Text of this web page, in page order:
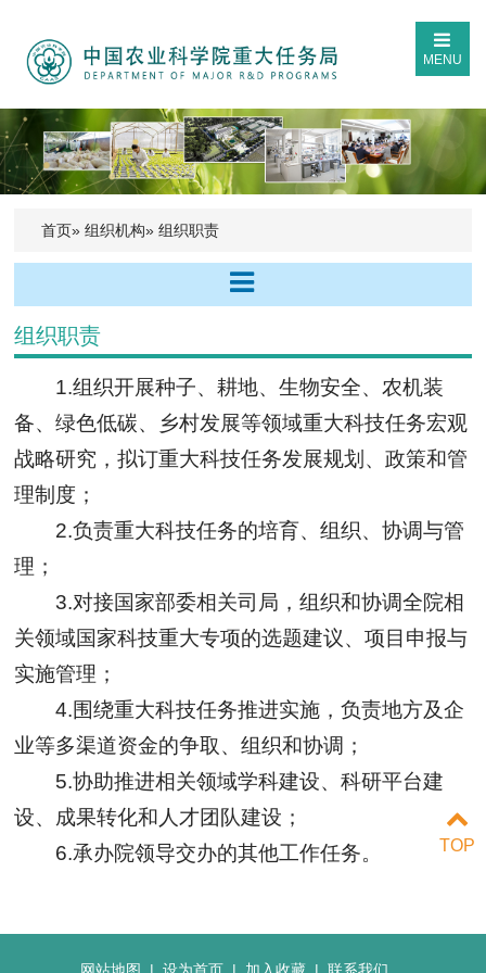
MENU
首页»组织机构» 组织职责
组织职责
1.组织开展种子、耕地、生物安全、农机装
备、绿色低碳、乡村发展等领域重大科技任务宏观
战略研究，拟订重大科技任务发展规划、政策和管
理制度；
2.负责重大科技任务的培育、组织、协调与管
理；
3.对接国家部委相关司局，组织和协调全院相
关领域国家科技重大专项的选题建议、项目申报与
实施管理；
4.围绕重大科技任务推进实施，负责地方及企
业等多渠道资金的争取、组织和协调；
5.协助推进相关领域学科建设、科研平台建
设、成果转化和人才团队建设；
6.承办院领导交办的其他工作任务。
TOP